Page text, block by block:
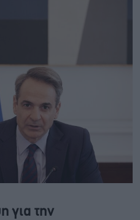
για την